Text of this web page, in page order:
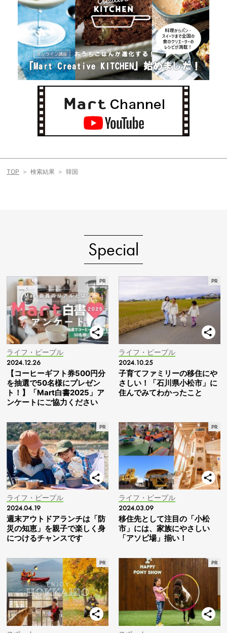
TOP 検索結果 韓国
Special
ライフ・ピープル
2024.12.26
【コーヒーギフト券500円分
を抽選で50名様にプレゼン
ト！】「Mart白書2025」ア
ンケートにご協力ください
ライフ・ピープル
2024.10.25
子育てファミリーの移住にや
さしい！「石川県小松市」に
住んでみてわかったこと
ライフ・ピープル
2024.04.19
週末アウトドアランチは「防
災の知恵」を親子で楽しく身
につけるチャンスです
ライフ・ピープル
2024.03.09
移住先として注目の「小松
市」には、家族にやさしい
「アソビ場」揃い！